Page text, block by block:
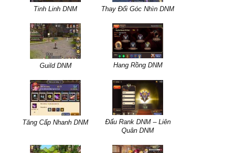
Tinh Linh DNM Thay Đổi Góc Nhìn DNM
Guild DNM Hang Rồng DNM
Tăng Cấp Nhanh DNM
Đấu Rank DNM – Liên
Quân DNM